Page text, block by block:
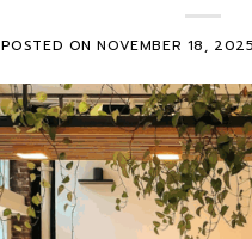
POSTED ONNOVEMBER 18, 2025